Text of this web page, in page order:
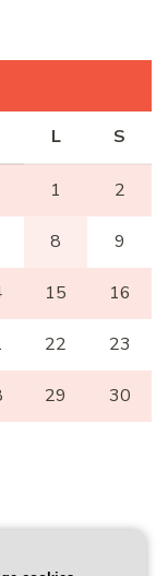
L S
1 2
8 9
15 16
22 23
29 30